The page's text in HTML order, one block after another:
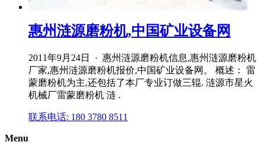
惠州涟源磨粉机,中国矿业设备网
2011年9月24日 · 惠州涟源磨粉机信息,惠州涟源磨粉机
厂家,惠州涟源磨粉机报价,中国矿业设备网。 概述： 雷
蒙磨粉机为主,还包括了本厂专业订做三辊. 涟源市星火
机械厂雷蒙磨粉机 涟 .
联系电话: 180 3780 8511
Menu